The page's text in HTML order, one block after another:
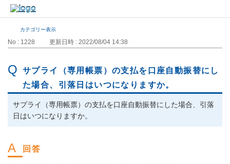
カテゴリー表示
No : 1228 更新日時 : 2022/08/04 14:38
サプライ（専用帳票）の支払を口座自動振替にし
た場合、引落日はいつになりますか。
サプライ（専用帳票）の支払を口座自動振替にした場合、引落
日はいつになりますか。